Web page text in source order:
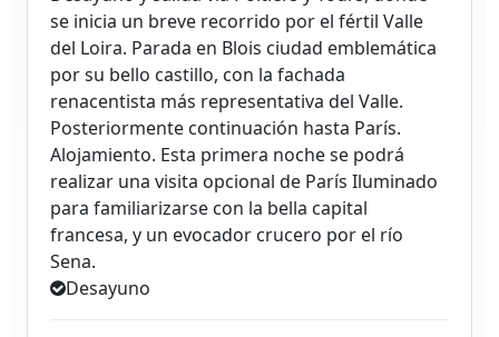
se inicia un breve recorrido por el fértil Valle
del Loira. Parada en Blois ciudad emblemática
por su bello castillo, con la fachada
renacentista más representativa del Valle.
Posteriormente continuación hasta París.
Alojamiento. Esta primera noche se podrá
realizar una visita opcional de París Iluminado
para familiarizarse con la bella capital
francesa, y un evocador crucero por el río
Sena.
Desayuno